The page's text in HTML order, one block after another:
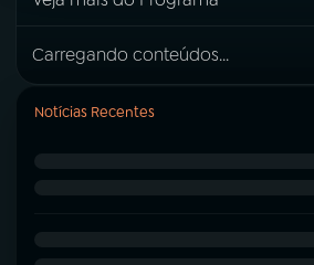
Carregando conteúdos...
Notícias Recentes